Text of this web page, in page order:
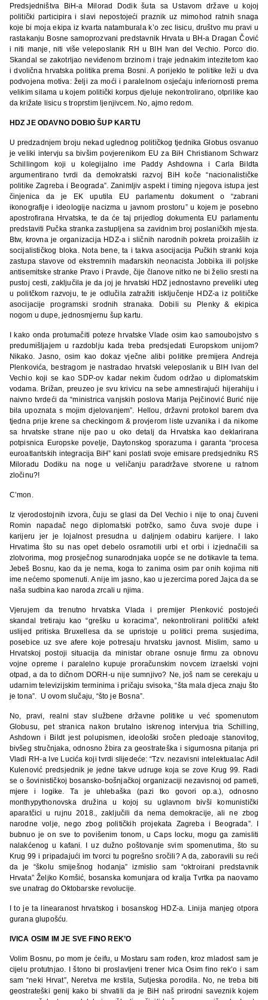
Predsjedništva BiH-a Milorad Dodik šuta sa Ustavom države u kojoj
politički participira i slavi nepostojeći praznik uz mimohod ratnih snaga
koje bi moja ekipa iz kvarta natamburala k’o zec lisicu, društvo mu pravi u
rastakanju Bosne samoprozvani predstavnik Hrvata u BH-a Dragan Čović
i niti manje, niti više veleposlanik RH u BIH Ivan del Vechio. Porco dio.
Skandal se zakotrljao neviđenom brzinom i traje jednakim intezitetom kao
i dvolična hrvatska politika prema Bosni. A porijeklo te politike leži u dva
podvojena motiva: želji za moći i paralelnom osjećaju inferiornosti prema
velikim silama u kojem politički korpus djeluje nekontrolirano, otprilike kao
da križate lisicu s troprstim ljenjivcem. No, ajmo redom.
HDZ JE ODAVNO DOBIO ŠUP KARTU
U predzadnjem broju nekad uglednog političkog tjednika Globus osvanuo
je veliki intervju sa bivšim povjerenikom EU za BiH Christianom Schwarz
Schillingom koji u kolegijalno ime Paddy Ashdowna i Carla Bildta
argumentirano tvrdi da demokratski razvoj BiH koče “nacionalističke
politike Zagreba i Beograda”. Zanimljiv aspekt i timing njegova istupa jest
činjenica da je EK uputila EU parlamentu dokument o “zabrani
ikonografije i ideologije nacizma u javnom prostoru” u kojem je posebno
apostrofirana Hrvatska, te da će taj prijedlog dokumenta EU parlamentu
predstaviti Pučka stranka zastupljena sa zavidnim broj poslaničkih mjesta.
Btw, krovna je organizacija HDZ-a i sličnih narodnih pokreta proizašlih iz
socijalističkog bloka. Nota bene, ta i takva asocijacija Pučkih stranki koja
zastupa stavove od ekstremnih mađarskih neonacista Jobbika ili poljske
antisemitske stranke Pravo i Pravde, čije članove nitko ne bi želio sresti na
pustoj cesti, zaključila je da joj je hrvatski HDZ jednostavno preveliki uteg
u politčkom razvoju, te je odlučila zatražiti isključenje HDZ-a iz političke
asocijacije programski srodnih stranaka. Dobili su Plenky & ekipica
nogom u dupe, jednosmjernu šup kartu.
I kako onda protumačiti poteze hrvatske Vlade osim kao samoubojstvo s
predumišljajem u razdoblju kada treba predsjedati Europskom unijom?
Nikako. Jasno, osim kao dokaz vječne alibi politike premijera Andreja
Plenkovića, bestragom je nastradao hrvatski veleposlanik u BIH Ivan del
Vechio koji se kao SDP-ov kadar nekim čudom održao u diplomatskim
vodama. Brižan, preuzeo je svu krivicu na sebe amnestirajući hijerahiju i
naivno tvrdeći da “ministrica vanjskih poslova Marija Pejčinović Burić nije
bila upoznata s mojim djelovanjem”. Hellou, državni protokol barem dva
tjedna prije krene sa checkingom & provjerom liste uzvanika i da nikome
sa hrvatske strane nije pao u oko detalj da Hrvatska kao deklarirana
potpisnica Europske povelje, Daytonskog sporazuma i garanta “procesa
euroatlantskih integracija BiH” kani poslati svoje emisare predsjedniku RS
Miloradu Dodiku na noge u veličanju paradržave stvorene u ratnom
zločinu?!
C’mon.
Iz vjerodostojnih izvora, čuju se glasi da Del Vechio i nije to onaj čuveni
Romin napadač nego diplomatski potrčko, samo čuva svoje dupe i
karijeru jer je lojalnost presudna u daljnjem odabiru karijere. I lako
Hrvatima što su nas opet debelo osramotili urbi et orbi i izjednačili sa
zlotvorima, mog prosječnog sunarodnjaka uopće se ne dotikavle ta tema.
Jebeš Bosnu, kao da je nema, koga to zanima osim par onih kojima niti
ime nećemo spomenuti. A nije im jasno, kao u jezercima pored Jajca da se
naša sudbina kao naroda zrcali u njima.
Vjerujem da trenutno hrvatska Vlada i premijer Plenković postojeći
skandal tretiraju kao “grešku u koracima”, nekontrolirani politički afekt
uslijed pritiska Bruxellesa da se upristoje u politici prema susjedima,
posebice uz sve afere koje potresaju hrvatsku javnost. Mislim, samo u
Hrvatskoj postoji situacija da ministar obrane osnuje firmu za obnovu
vojne opreme i paralelno kupuje proračunskim novcem izraelski vojni
otpad, a da to dičnom DORH-u nije sumnjivo? Ne, još nam se cerekaju u
udarnim televizijskim terminima i pričaju svisoka, “šta mala djeca znaju što
je tona”. U ovom slučaju, “što je Bosna”.
No, pravi, realni stav službene državne politike u već spomenutom
Globusu, pet stranica nakon brutalno iskrenog intervjua tria Schilling,
Ashdown i Bildt jest polupismen, ideološki sročen pledoaje stanovitog,
bivšeg stručnjaka, odnosno žbira za geostrateška i sigurnosna pitanja pri
Vladi RH-a Ive Lucića koji tvrdi slijedeće: “Tzv. nezavisni intelektualac Adil
Kulenović predsjednik je jedne takve udruge koja se zove Krug 99. Radi
se o šovinističkoj bosansko-bošnjačkoj organizaciji nezavisnoj od pameti,
mjere i logike. Ta je uhlebaška (pazi tko govori op.a.), odnosno
monthypythonovska družina u kojoj su uglavnom bivši komunistički
aparatčici u rujnu 2018., zaključili da nema demokracije, ali ne zbog
narodne volje, nego zbog političkih projekata Zagreba i Beograda”. I
bubnuo je on sve to povišenim tonom, u Caps locku, mogu ga zamisliti
nalakćenog u kafani. I uz dužno poštovanje svim spomenutima, što su
Krug 99 i pripadajući im tvorci tu pogrešno sročili? A da, zaboravili su reći
da je “školu smiješnog hodanja” izmislio sam “oktroirani predstavnik
Hrvata” Željko Komšić, bosanska komunjara od kralja Tvrtka pa naovamo
sve unatrag do Oktobarske revolucije.
I to je ta linearanost hrvatskog i bosanskog HDZ-a. Linija manjeg otpora
gurana glupošću.
IVICA OSIM IM JE SVE FINO REK’O
Volim Bosnu, po mom je ćeifu, u Mostaru sam rođen, kroz mladost sam je
cijelu protutnjao. I štono bi proslavljeni trener Ivica Osim fino rek’o i sam
sam “neki Hrvat”, Neretva me krstila, Sutjeska porodila. No, ne treba biti
geostrateški genij kako bi shvatili da je BiH naš prirodni saveznik kojem